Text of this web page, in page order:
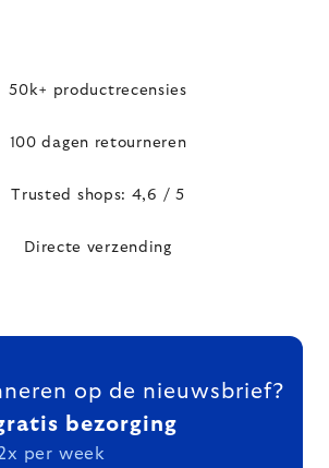
50k+ productrecensies
100 dagen retourneren
Trusted shops: 4,6 / 5
Directe verzending
op de nieuwsbrief?
bezorging
per week